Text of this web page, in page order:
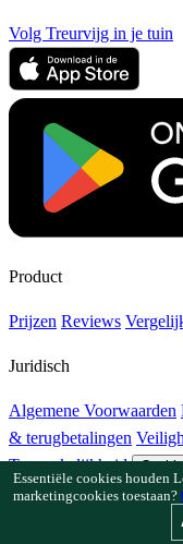
Volg Treurvijg in je tuin
Product
Prijzen Reviews
Juridisch
Algemene Voorwaarden
& terugbetalingen
Toegankelijkheid
Essentiële cookies houden
marketingcookies toestaan?